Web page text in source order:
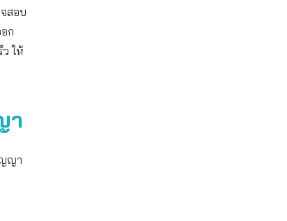
สอบ
ก
ให้
า
ญญา